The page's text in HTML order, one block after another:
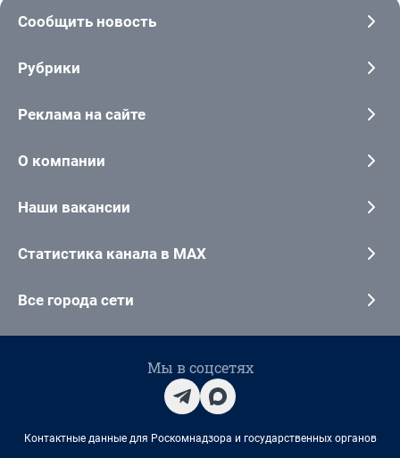
Сообщить новость
Рубрики
Реклама на сайте
О компании
Наши вакансии
Статистика канала в MAX
Все города сети
Мы в соцсетях
Контактные данные для Роскомнадзора и государственных органов